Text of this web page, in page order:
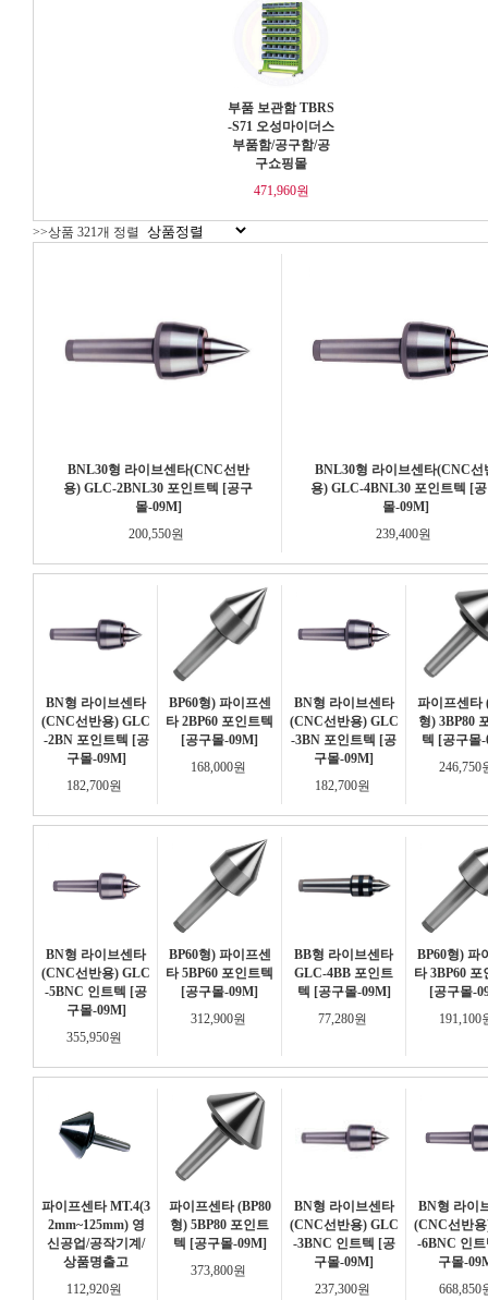
부품 보관함 TBRS
-S71 오성마이더스
부품함/공구함/공
구쇼핑몰
471,960원
>>상품 321개 정렬
BNL30형 라이브센타(CNC선반
용) GLC-2BNL30 포인트텍 [공구
몰-09M]
200,550원
BNL30형 라이브센타(CNC선
용) GLC-4BNL30 포인트텍 [
몰-09M]
239,400원
BN형 라이브센타
(CNC선반용) GLC
-2BN 포인트텍 [공
구몰-09M]
182,700원
BP60형) 파이프센
타 2BP60 포인트텍
[공구몰-09M]
168,000원
BN형 라이브센타
(CNC선반용) GLC
-3BN 포인트텍 [공
구몰-09M]
182,700원
파이프센타
형) 3BP80
텍 [공구몰
246,750
BN형 라이브센타
(CNC선반용) GLC
-5BNC 인트텍 [공
구몰-09M]
355,950원
BP60형) 파이프센
타 5BP60 포인트텍
[공구몰-09M]
312,900원
BB형 라이브센타
GLC-4BB 포인트
텍 [공구몰-09M]
77,280원
BP60형) 파
타 3BP60 포
[공구몰-
191,100
파이프센타 MT.4(3
2mm~125mm) 영
신공업/공작기계/
상품명출고
112,920원
파이프센타 (BP80
형) 5BP80 포인트
텍 [공구몰-09M]
373,800원
BN형 라이브센타
(CNC선반용) GLC
-3BNC 인트텍 [공
구몰-09M]
237,300원
BN형 라이
(CNC선반
-6BNC 인
구몰-
668,850